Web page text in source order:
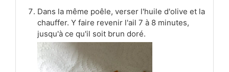
Dans la même poêle, verser l'huile d'olive et la
chauffer. Y faire revenir l'ail 7 à 8 minutes,
jusqu'à ce qu'il soit brun doré.